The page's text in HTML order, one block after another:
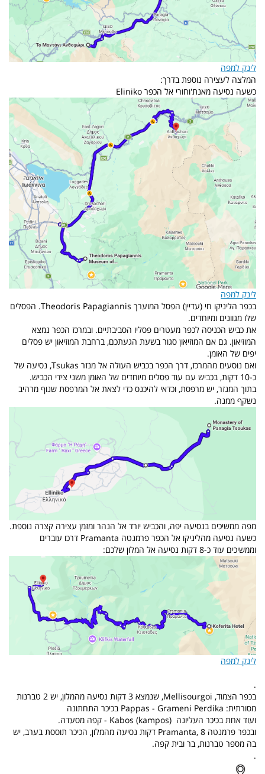
לינק למפה
המלצה לעצירה נוספת בדרך:
כשעה נסיעה מאנת'וחורי אל הכפר Eliniko
לינק למפה
בכפר הליניקו חי (עדיין) הפסל המוערך Theodoris Papagiannis. הפסלים
שלו מגוונים ומיוחדים.
את כביש הכניסה לכפר מעטרים פסליו הסביבתיים. ובמרכז הכפר נמצא
המוזיאון. גם אם המוזיאון סגור בשעת הגעתכם, ברחבת המוזיאון יש פסלים
יפים של האומן.
ואם נוסעים מהמרכז, דרך הכפר בכביש העולה אל מנזר Tsukas, נסיעה של
כ-10 דקות, בכביש עם עוד פסלים מיוחדים של האומן משני צידי הכביש.
בתוך המנזר, יש מרפסת, וכדאי להיכנס כדי לצאת אל המרפסת שנוף מרהיב
נשקף ממנה.
מפה ממשיכים בנסיעה יפה, והכביש יורד אל הנהר ומזמן עצירה קצרה נוספת.
כשעה נסיעה מהליניקו אל הכפר פרמנטה Pramanta דרכו עוברים
וממשיכים עוד כ-8 דקות נסיעה אל המלון שלכם:
לינק למפה
.
בכפר הצמוד, Mellisourgoi, שנמצא 3 דקות נסיעה מהמלון,
יש
2 טברנות
מסורתית: Pappas - Grameni Perdika בכיכר התחתונה
ועוד אחת בכיכר העליונה
ובכפר פרמנטה Pramanta, 8 דקות נסיעה מהמלון, הכיכר תוססת בערב, יש
בה מספר טברנות, בר ובית קפה.
.